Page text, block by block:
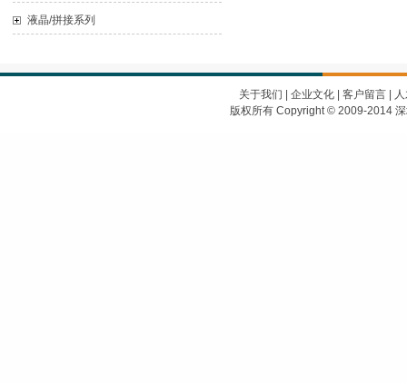
液晶/拼接系列
关于我们 企业文化 客户留言
版权所有 Copyright © 2009-2014